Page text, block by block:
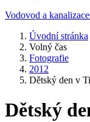
Vodovod a kanalizace
Úvodní stránka
Volný čas
Fotografie
2012
Dětský den v
Dětský